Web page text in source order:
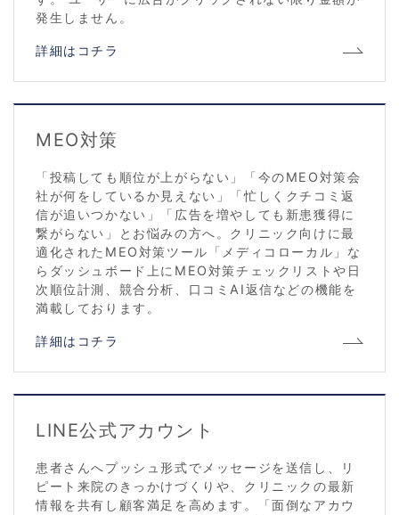
発生しません。
詳細はコチラ
MEO対策
「投稿しても順位が上がらない」「今のMEO対策会
社が何をしているか見えない」「忙しくクチコミ返
信が追いつかない」「広告を増やしても新患獲得に
繋がらない」とお悩みの方へ。クリニック向けに最
適化されたMEO対策ツール「メディコローカル」な
らダッシュボード上にMEO対策チェックリストや日
次順位計測、競合分析、口コミAI返信などの機能を
満載しております。
詳細はコチラ
LINE公式アカウント
患者さんへプッシュ形式でメッセージを送信し、リ
ピート来院のきっかけづくりや、クリニックの最新
情報を共有し顧客満足を高めます。「面倒なアカウ